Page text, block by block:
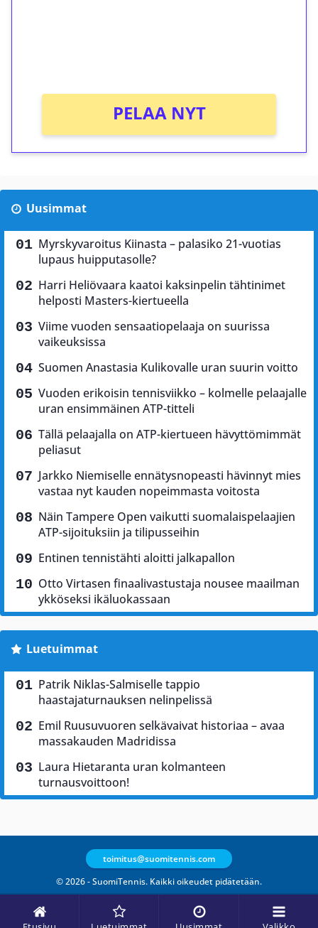
PELAA NYT
Uusimmat
Myrskyvaroitus Kiinasta – palasiko 21-vuotias
lupaus huipputasolle?
Harri Heliövaara kaatoi kaksinpelin tähtinimet
helposti Masters-kiertueella
Viime vuoden sensaatiopelaaja on suurissa
vaikeuksissa
Suomen Anastasia Kulikovalle uran suurin voitto
Vuoden erikoisin tennisviikko – kolmelle pelaajalle
uran ensimmäinen ATP-titteli
Tällä pelaajalla on ATP-kiertueen hävyttömimmät
peliasut
Jarkko Niemiselle ennätysnopeasti hävinnyt mies
vastaa nyt kauden nopeimmasta voitosta
Näin Tampere Open vaikutti suomalaispelaajien
ATP-sijoituksiin ja tilipusseihin
Entinen tennistähti aloitti jalkapallon
Otto Virtasen finaalivastustaja nousee maailman
ykköseksi ikäluokassaan
Luetuimmat
Patrik Niklas-Salmiselle tappio
haastajaturnauksen nelinpelissä
Emil Ruusuvuoren selkävaivat historiaa – avaa
massakauden Madridissa
Laura Hietaranta uran kolmanteen
turnausvoittoon!
© 2026 - SuomiTennis. Kaikki oikeudet pidätetään.
toimitus@suomitennis.com